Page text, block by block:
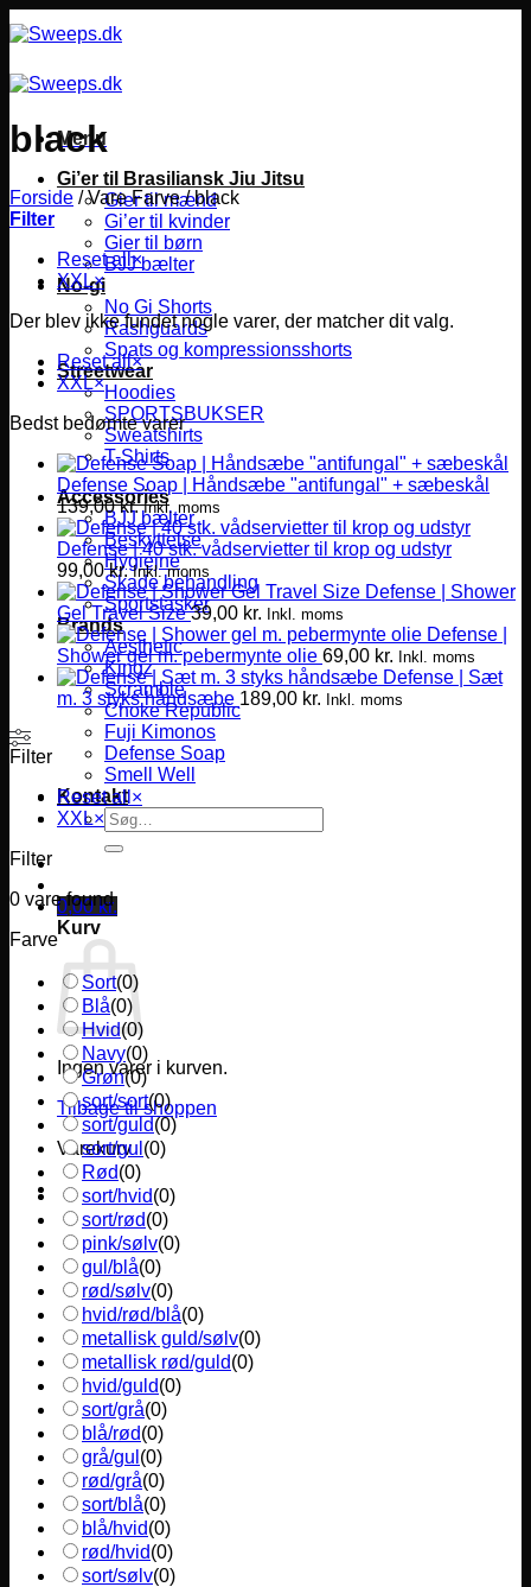
til
Menu
Gi’er til Brasiliansk Jiu Jitsu
Gier til mænd
Gi’er til kvinder
Gier til børn
BJJ bælter
No-gi
No Gi Shorts
Rashguards
Spats og kompressionsshorts
Streetwear
Hoodies
SPORTSBUKSER
Sweatshirts
T-Shirts
Accessories
BJJ bælter
Beskyttelse
Hygiejne
Skade behandling
Sportstasker
Brands
Aesthetic
Kingz
Scramble
Choke Republic
Fuji Kimonos
Defense Soap
Smell Well
Kontakt
Søg
efter:
0,00 kr.
Kurv
Ingen varer i kurven.
Tilbage til shoppen
Varekurv
black
Forside /Vare Farve/black
Filter
Reset all×
XXL×
Der blev ikke fundet nogle varer, der matcher dit valg.
Reset all×
XXL×
Bedst bedømte varer
Defense Soap | Håndsæbe "antifungal" + sæbeskål
139,00kr. Inkl. moms
Defense | 40 stk. vådservietter til krop og udstyr
99,00kr. Inkl. moms
Defense | Shower
Gel Travel Size 39,00 kr. Inkl. moms
Defense |
Shower gel m. pebermynte olie 69,00 kr. Inkl. moms
Defense | Sæt
m. 3 styks håndsæbe 189,00 kr. Inkl. moms
Filter
Reset all ×
XXL×
Filter
0 vare found
Farve
Sort(0)
Blå(0)
Hvid(0)
Navy(0)
Grøn(0)
sort/sort(0)
sort/guld(0)
sort/gul (0)
Rød(0)
sort/hvid(0)
sort/rød(0)
pink/sølv(0)
gul/blå(0)
rød/sølv(0)
hvid/rød/blå(0)
metallisk guld/sølv(0)
metallisk rød/guld(0)
hvid/guld(0)
sort/grå(0)
blå/rød(0)
grå/gul (0)
rød/grå(0)
sort/blå(0)
blå/hvid(0)
rød/hvid(0)
sort/sølv(0)